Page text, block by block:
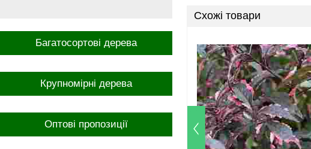
Багатосортові дерева
Крупномірні дерева
Оптові пропозиції
Схожі товари